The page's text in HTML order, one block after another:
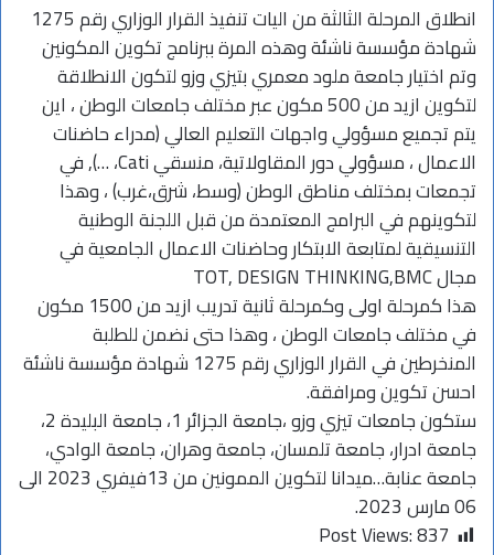
انطلاق المرحلة الثالثة من اليات تنفيذ القرار الوزاري رقم 1275
شهادة مؤسسة ناشئة وهذه المرة ببرنامج تكوين المكونين
وتم اختيار جامعة ملود معمري بتيزي وزو لتكون الانطلاقة
لتكوين ازيد من 500 مكون عبر مختلف جامعات الوطن ، اين
يتم تجميع مسؤولي واجهات التعليم العالي (مدراء حاضنات
الاعمال ، مسؤولي دور المقاولاتية، منسقي Cati، …), في
تجمعات بمختلف مناطق الوطن (وسط، شرق،غرب) ، وهذا
لتكوينهم في البرامج المعتمدة من قبل اللجنة الوطنية
التنسيقية لمتابعة الابتكار وحاضنات الاعمال الجامعية في
مجال TOT, DESIGN THINKING,BMC
هذا كمرحلة اولى وكمرحلة ثانية تدريب ازيد من 1500 مكون
في مختلف جامعات الوطن ، وهذا حتى نضمن للطلبة
المنخرطين في القرار الوزاري رقم 1275 شهادة مؤسسة ناشئة
احسن تكوين ومرافقة.
ستكون جامعات تيزي وزو ،جامعة الجزائر 1، جامعة البليدة 2،
جامعة ادرار، جامعة تلمسان، جامعة وهران، جامعة الوادي،
جامعة عنابة…ميدانا لتكوين الممونين من 13فيفري 2023 الى
06 مارس 2023.
Post Views:837